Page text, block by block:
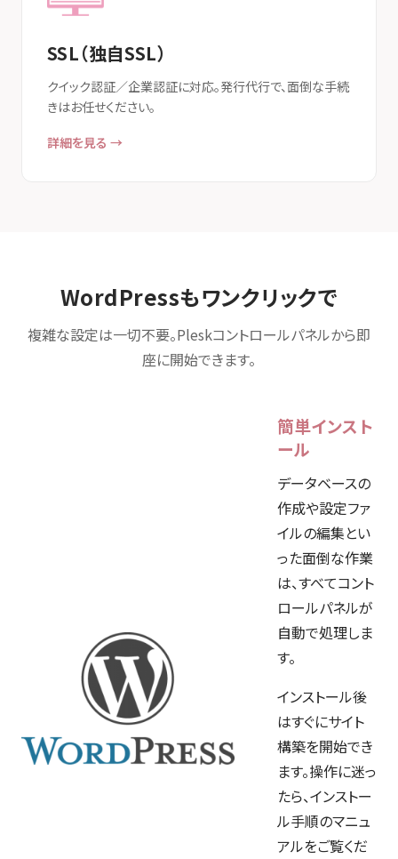
SSL（独自SSL）
クイック認証／企業認証に対応。発行代行で、面倒な手続
きはお任せください。
詳細を見る →
WordPressもワンクリックで
複雑な設定は一切不要。Pleskコントロールパネルから即
座に開始できます。
簡単インスト
ール
データベースの
作成や設定ファ
イルの編集とい
った面倒な作業
は、すべてコント
ロールパネルが
自動で処理しま
す。
インストール後
はすぐにサイト
構築を開始でき
ます。操作に迷っ
たら、インストー
ル手順のマニュ
アルをご覧くだ